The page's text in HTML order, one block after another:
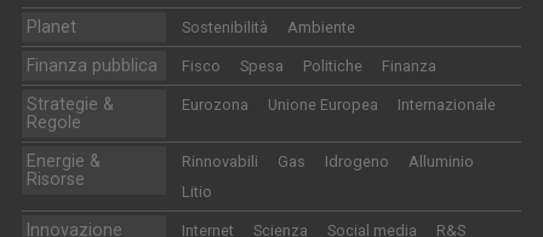
Planet Sostenibilità Ambiente
Finanza pubblica Fisco Spesa Politiche Finanza
Strategie &
Regole
Eurozona Unione Europea Internazionale
Energie &
Risorse
Rinnovabili Gas Idrogeno
Alluminio
Litio
Innovazione Internet Scienza Social media R&S